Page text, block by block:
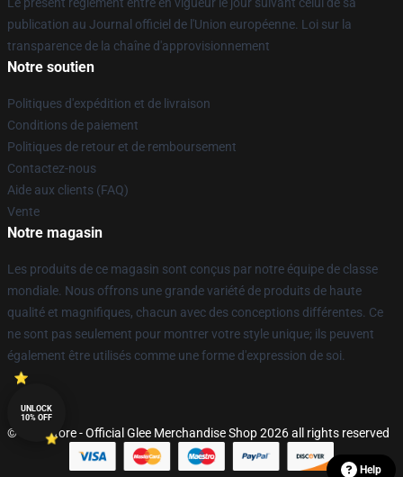
publication au Journal officiel de l'Union européenne. Loi sur la
transparence de la chaîne d'approvisionnement
Notre soutien
Politiques d'expédition et de livraison
Conditions de paiement
Politiques de retour et de remboursement
Contactez-nous
Aide aux clients (FAQ)
Vente
Notre magasin
Les produits de ce magasin sont conçus par notre équipe de classe
mondiale. Nous offrons une grande variété de produits de haute
qualité et magnifiques, chacun avec des conceptions différentes. Ce
ne sont pas seulement pour montrer votre style unique; ils peuvent
également être utilisés comme une forme d'expression de soi.
© Glee Store - Official Glee Merchandise Shop 2026 all rights reserved
Help
UNLOCK
10% OFF